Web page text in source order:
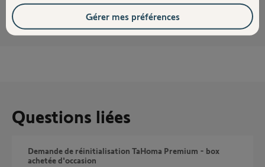
Questions liées
Demande de réinitialisation TaHoma Premium - box
achetée d'occasion
Gérer mes préférences